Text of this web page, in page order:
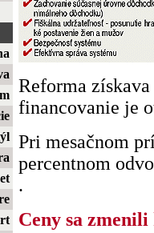
Reforma
financovanie je
Pri mesačnom
percentnom
.
Ceny sa